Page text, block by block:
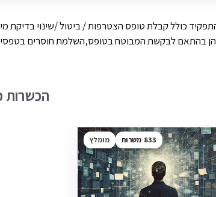
כולל קבלת טופס הצטרפות / ביטול /שינוי בדיקת
שהן בהתאם לבקשת המבוטח בטופס,השלמת חוסרים
הכשרות
833 מומלץ